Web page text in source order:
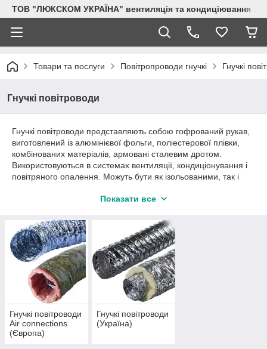
ТОВ "ЛЮКСКОМ УКРАЇНА" вентиляція та кондиціювання
Товари та послуги Повітропроводи гнучкі Гнучкі
Гнучкі повітроводи
Гнучкі повітроводи представляють собою гофрований рукав,
виготовлений із алюмінієвої фольги, поліестерової плівки,
комбінованих матеріалів, армовані сталевим дротом.
Використовуються в системах вентиляції, кондиціонування і
повітряного опалення. Можуть бути як ізольованими, так і
Переваги використання гнучких повітропроводів:
- низька вартість (у порівнянні з жорсткими повітроводами)
- зручність і простота монтажу
- можливість монтажу у найбільш важкодоступних місцях
- стійкість до впливу корозійних речовин, що дозволяє
забезпечити значну економію засобів, що використовуються
для обробки подібних виробів, для перешкоджання
утворення іржі;
- довговічність.
Місця стиків повітроводів герметизуються за допомогою
Показати все
Гнучкі повітроводи
Air connections
(Європа)
Гнучкі повітроводи
(Україна)